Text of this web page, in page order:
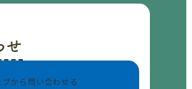
せ
ブから問い合わせる